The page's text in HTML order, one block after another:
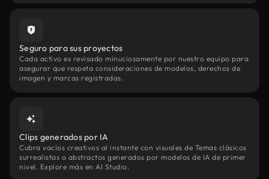
Seguro para sus proyectos
Cada activo es revisado minuciosamente por nuestro equipo para
asegurar que respeta consideraciones de modelos, derechos de
imagen y marcas registradas.
Clips generados por IA
Cubra vacíos creativos al instante con visuales de Temas clásicos
surrealistas o abstractos generados por modelos de IA de primer
nivel. Explore más en AI Studio.